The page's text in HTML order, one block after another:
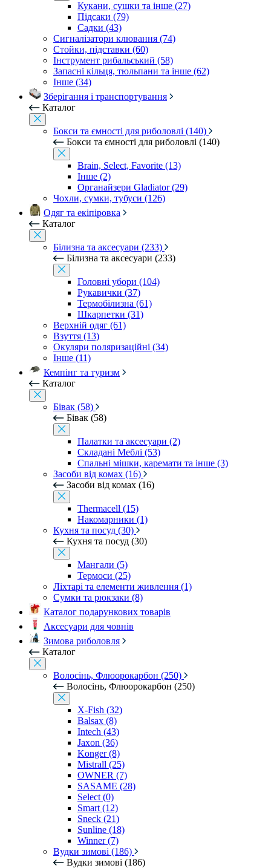
Кукани, сушки та інше (27)
Підсаки (79)
Садки (43)
Сигналізатори клювання (74)
Стойки, підставки (60)
Інструмент рибальський (58)
Запасні кільця, тюльпани та інше (62)
Інше (34)
Зберігання і транспортування
Каталог
Бокси та ємності для риболовлі (140)
Бокси та ємності для риболовлі (140)
Brain, Select, Favorite (13)
Інше (2)
Органайзери Gladiator (29)
Чохли, сумки, тубуси (126)
Одяг та екіпіровка
Каталог
Білизна та аксесуари (233)
Білизна та аксесуари (233)
Головні убори (104)
Рукавички (37)
Термобілизна (61)
Шкарпетки (31)
Верхній одяг (61)
Взуття (13)
Окуляри поляризаційні (34)
Інше (11)
Кемпінг та туризм
Каталог
Бівак (58)
Бівак (58)
Палатки та аксесуари (2)
Складані Меблі (53)
Спальні мішки, каремати та інше (3)
Засоби від комах (16)
Засоби від комах (16)
Thermacell (15)
Накомарники (1)
Кухня та посуд (30)
Кухня та посуд (30)
Мангали (5)
Термоси (25)
Ліхтарі та елементи живлення (1)
Сумки та рюкзаки (8)
Каталог подарункових товарів
Аксесуари для човнів
Зимова риболовля
Каталог
Волосінь, Флюорокарбон (250)
Волосінь, Флюорокарбон (250)
X-Fish (32)
Balsax (8)
Intech (43)
Jaxon (36)
Konger (8)
Mistrall (25)
OWNER (7)
SASAME (28)
Select (0)
Smart (12)
Sneck (21)
Sunline (18)
Winner (7)
Вудки зимові (186)
Вудки зимові (186)